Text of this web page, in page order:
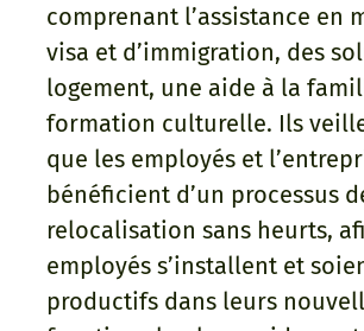
comprenant l’assistance en
visa et d’immigration, des
logement, une aide à la
formation culturelle. Ils
que les employés et
bénéficient d’un processus
relocalisation sans heurts,
employés s’installent et
productifs dans leurs